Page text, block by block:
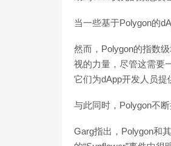
当一些基于Polygon的
然而，Polygon的指数
视的力量，尽管这需要
它们为dApp开发人员提
与此同时，Polygon不
Garg指出，Polygon和